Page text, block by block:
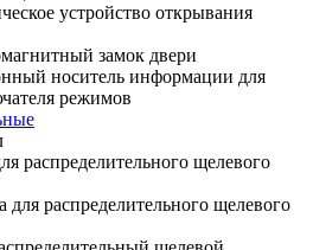
устройство открывания
замок двери
носитель информации для
режимов
распределительного щелевого
для распределительного щелевого